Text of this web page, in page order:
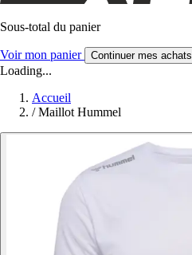
Sous-total du panier
Voir mon panier Continuer mes achats
Loading...
Accueil
/ Maillot Hummel